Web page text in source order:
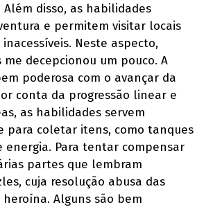
disso, as habilidades
e permitem visitar locais
Neste aspecto,
me decepcionou um pouco. A
poderosa com o avançar da
conta da progressão linear e
as habilidades servem
para coletar itens, como tanques
energia. Para tentar compensar
partes que lembram
cuja resolução abusa das
Alguns são bem